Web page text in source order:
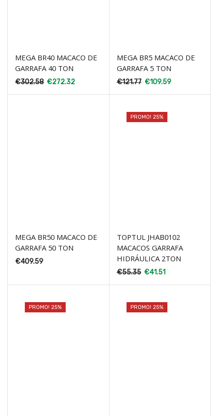
MEGA BR40 MACACO DE
GARRAFA 40 TON
€302.58 €272.32
MEGA BR5 MACACO DE
GARRAFA 5 TON
€121.77 €109.59
MEGA BR50 MACACO DE
GARRAFA 50 TON
€409.59
PROMO! 25%
TOPTUL JHAB0102
MACACOS GARRAFA
HIDRÁULICA 2TON
€55.35 €41.51
PROMO! 25% PROMO! 25%